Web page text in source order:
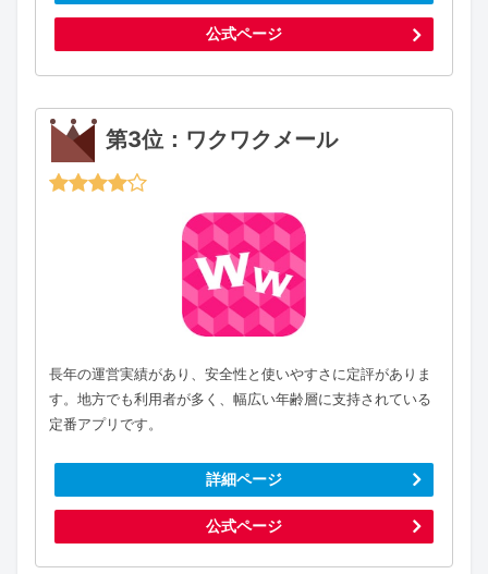
公式ページ
第3位：ワクワクメール
長年の運営実績があり、安全性と使いやすさに定評がありま
す。地方でも利用者が多く、幅広い年齢層に支持されている
定番アプリです。
詳細ページ
公式ページ